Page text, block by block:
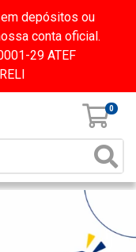
depósitos ou
conta oficial.
29 ATEF
0